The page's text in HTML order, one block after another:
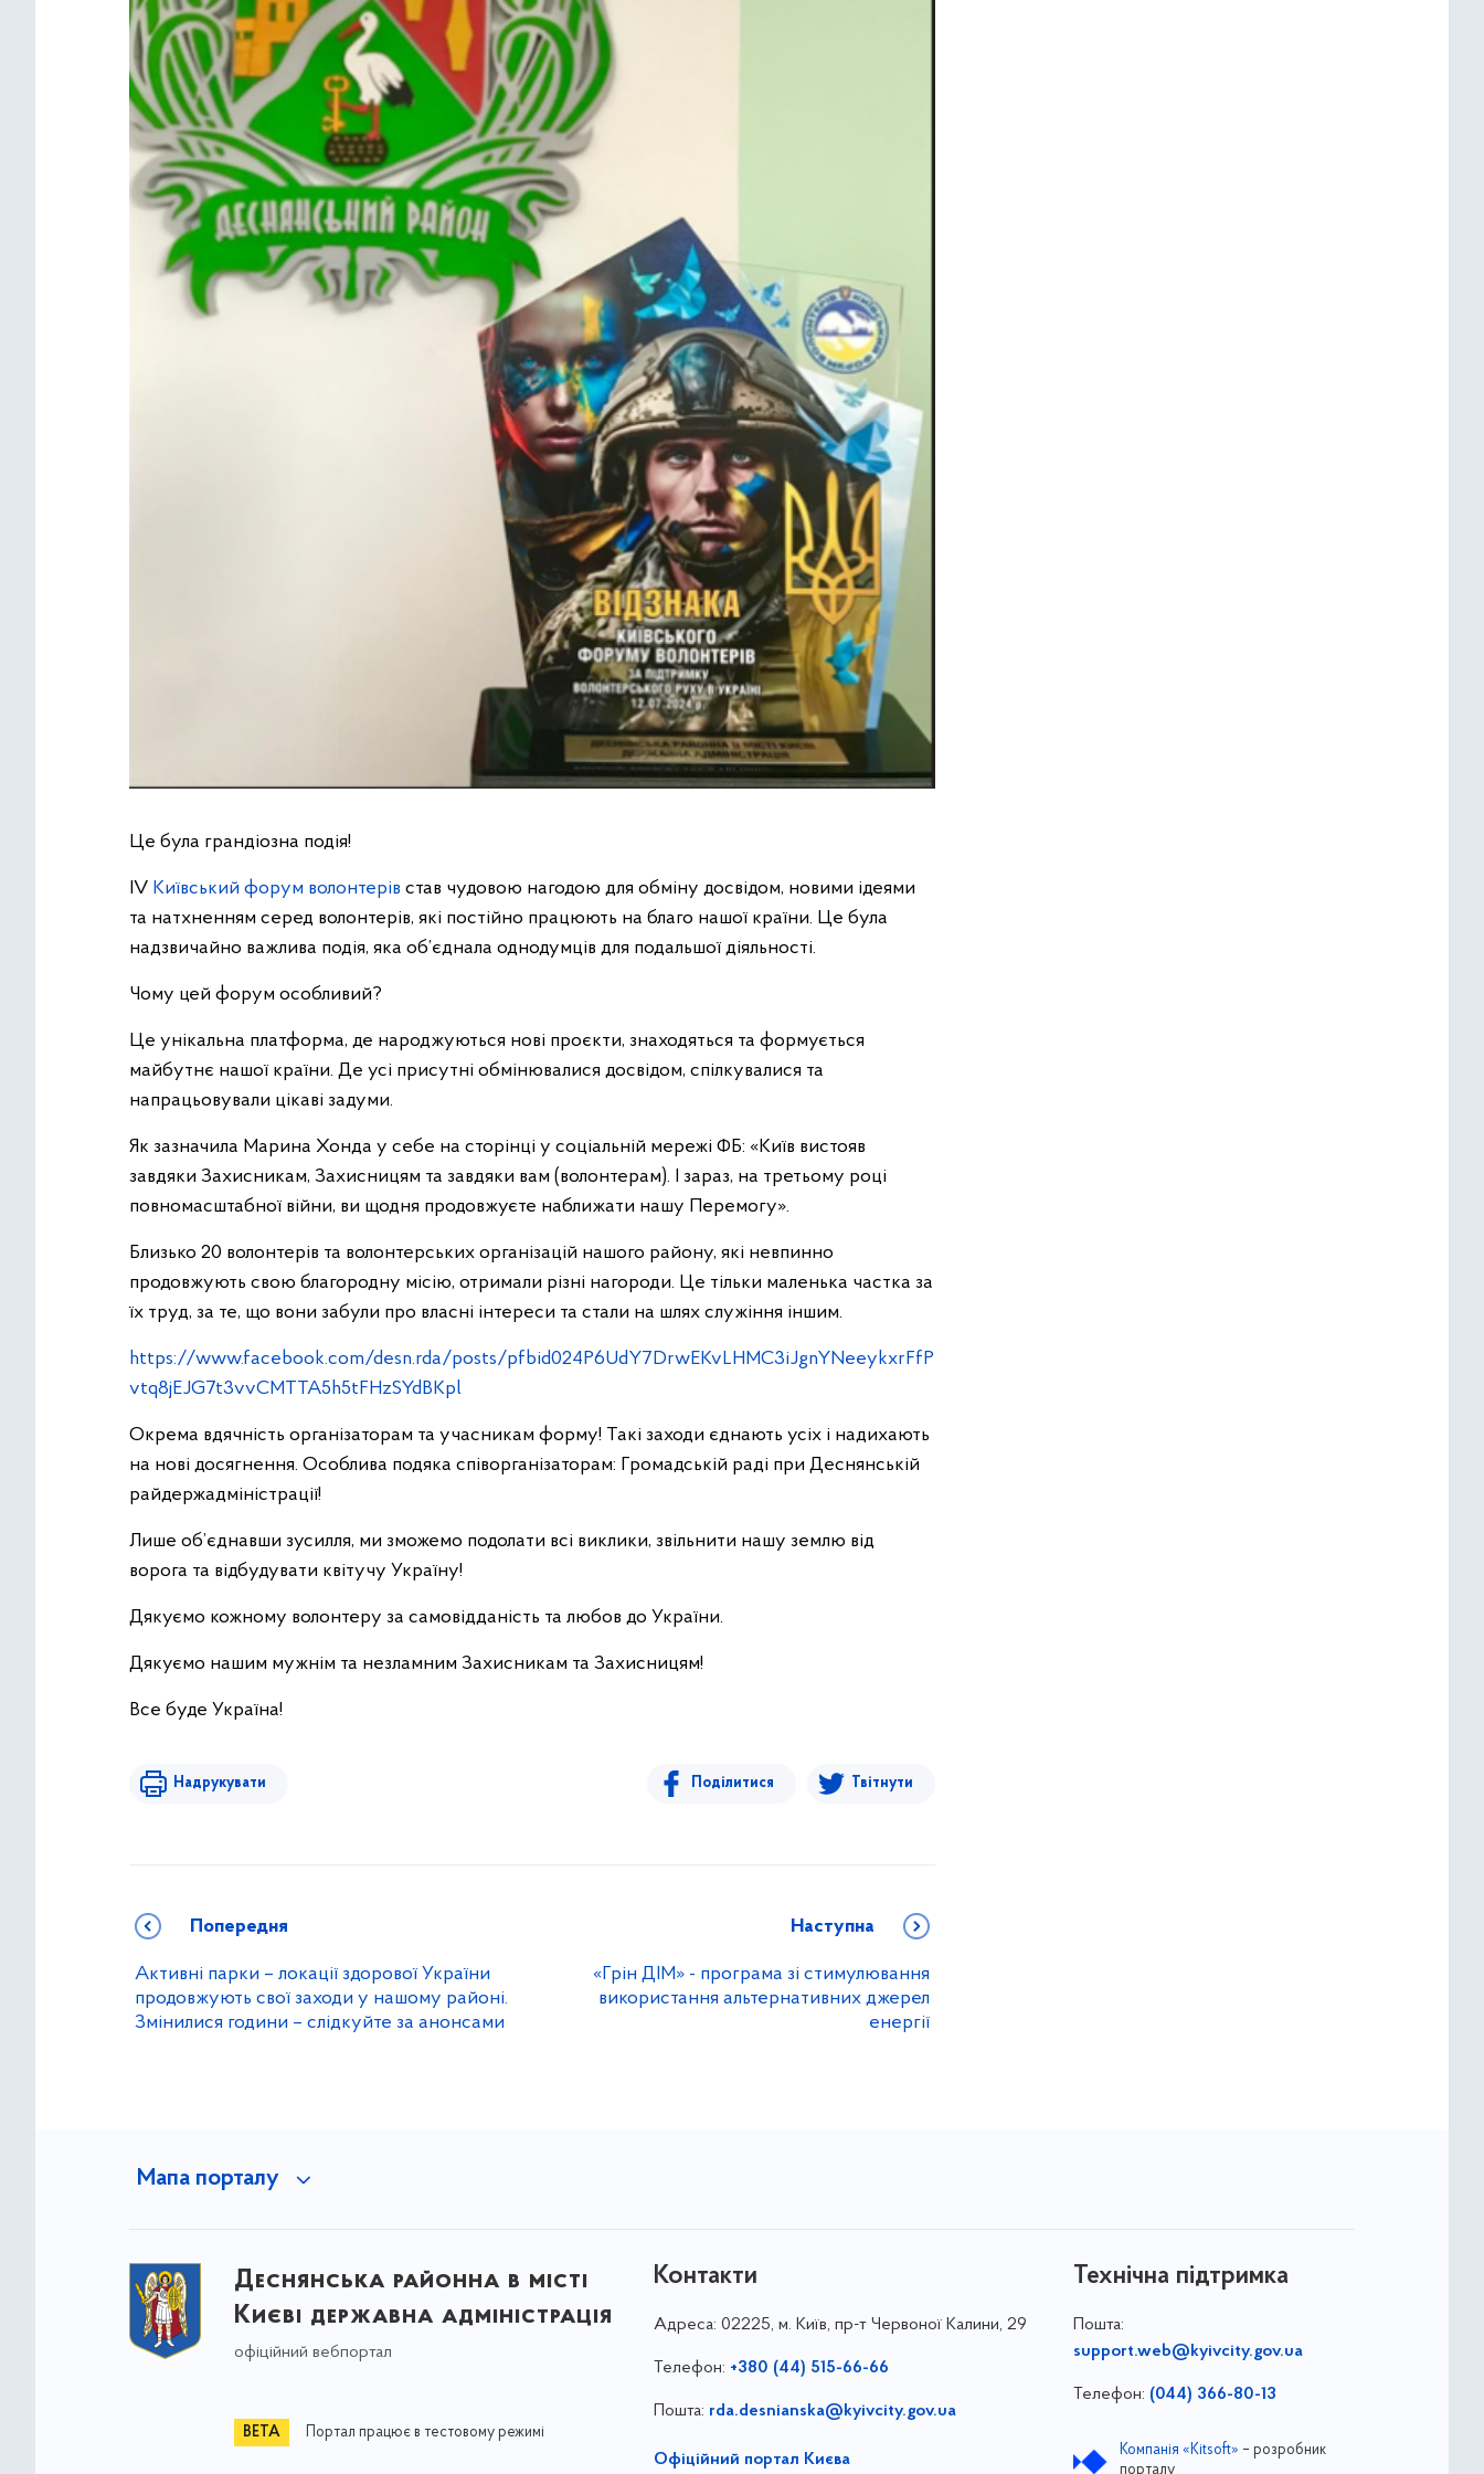
Це була грандіозна подія!
ІV Київський форум волонтерів став чудовою нагодою для обміну досвідом, новими ідеями
та натхненням серед волонтерів, які постійно працюють на благо нашої країни. Це була
надзвичайно важлива подія, яка об’єднала однодумців для подальшої діяльності.
Чому цей форум особливий?
Це унікальна платформа, де народжуються нові проєкти, знаходяться та формується
майбутнє нашої країни. Де усі присутні обмінювалися досвідом, спілкувалися та
напрацьовували цікаві задуми.
Як зазначила Марина Хонда у себе на сторінці у соціальній мережі ФБ: «Київ вистояв
завдяки Захисникам, Захисницям та завдяки вам (волонтерам). І зараз, на третьому році
повномасштабної війни, ви щодня продовжуєте наближати нашу Перемогу».
Близько 20 волонтерів та волонтерських організацій нашого району, які невпинно
продовжують свою благородну місію, отримали різні нагороди. Це тільки маленька частка за
їх труд, за те, що вони забули про власні інтереси та стали на шлях служіння іншим.
https://www.facebook.com/desn.rda/posts/pfbid024P6UdY7DrwEKvLHMC3iJgnYNeeykxrFfP
vtq8jEJG7t3vvCMTTA5h5tFHzSYdBKpl
Окрема вдячність організаторам та учасникам форму! Такі заходи єднають усіх і надихають
на нові досягнення. Особлива подяка співорганізаторам: Громадській раді при Деснянській
райдержадміністрації!
Лише об’єднавши зусилля, ми зможемо подолати всі виклики, звільнити нашу землю від
ворога та відбудувати квітучу Україну!
Дякуємо кожному волонтеру за самовідданість та любов до України.
Дякуємо нашим мужнім та незламним Захисникам та Захисницям!
Все буде Україна!
Надрукувати Поділитися Твітнути
Попередня
Активні парки – локації здорової України
продовжують свої заходи у нашому районі.
Змінилися години – слідкуйте за анонсами
Наступна
«Грін ДІМ» - програма зі стимулювання
використання альтернативних джерел
енергії
Мапа порталу
Деснянська районна в місті
Києві державна адміністрація
офіційний вебпортал
Портал працює в тестовому режимі
Контакти
Адреса: 02225, м. Київ, пр-т Червоної Калини, 29
Телефон: +380 (44) 515-66-66
Пошта: rda.desnianska@kyivcity.gov.ua
Офіційний портал Києва
Технічна підтримка
Пошта:
support.web@kyivcity.gov.ua
Телефон: (044) 366-80-13
Компанія «Kitsoft» – розробник
порталу